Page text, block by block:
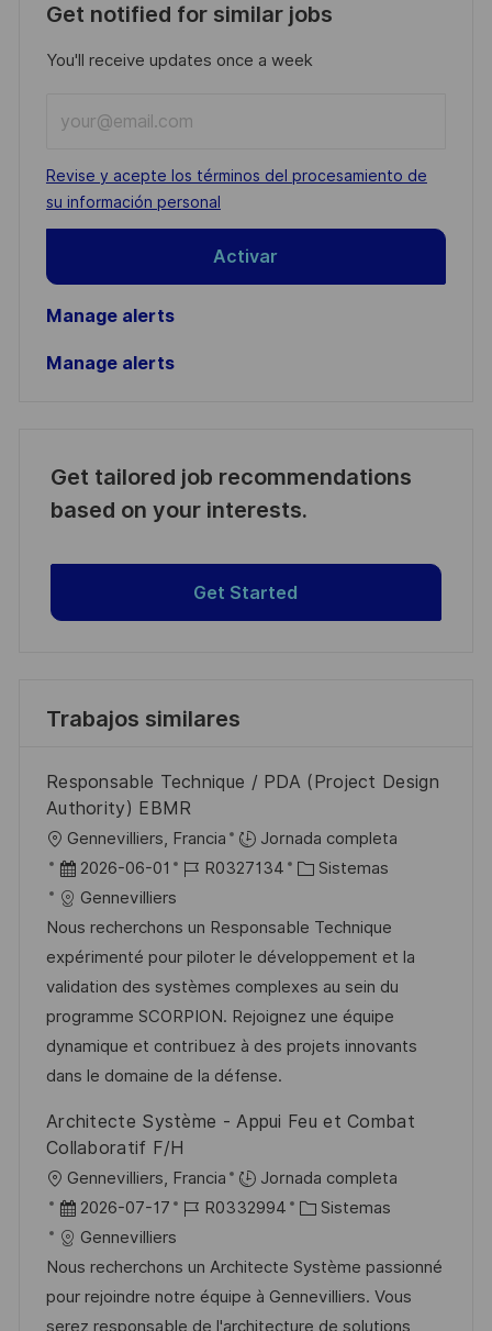
Get notified for similar jobs
You'll receive updates once a week
Email
address
(Required)
Required
Revise y acepte los términos del procesamiento de
su información personal
Activar
Manage alerts
Manage alerts
Get tailored job recommendations
based on your interests.
Get Started
Trabajos similares
Responsable Technique / PDA (Project Design
Authority) EBMR
U
b
c
a
c
i
ó
n
Gennevilliers, Francia
Jornada completa
F
e
c
h
a
d
e
p
b
c
a
2026-06-01
I
d
e
e
m
p
l
o
R0327134
C
t
e
g
o
r
Sistemas
Gennevilliers
Nous recherchons un Responsable Technique
expérimenté pour piloter le développement et la
validation des systèmes complexes au sein du
programme SCORPION. Rejoignez une équipe
dynamique et contribuez à des projets innovants
dans le domaine de la défense.
Architecte Système - Appui Feu et Combat
Collaboratif F/H
U
b
c
a
c
Gennevilliers, Francia
Jornada completa
F
e
c
h
a
2026-07-17
I
d
e
e
R0332994
C
t
e
g
Sistemas
Gennevilliers
Nous recherchons un Architecte Système passionné
pour rejoindre notre équipe à Gennevilliers. Vous
serez responsable de l'architecture de solutions